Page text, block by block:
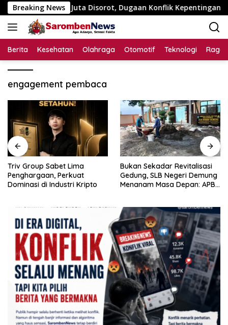
Langsung
ke
konten
Breaking News
Rp195 Juta Disorot, Dugaan Konflik Kepentingan
Berita Kesehatan Olahraga Otomotif Teknologi
engagement pembaca
Triv Group Sabet Lima
Penghargaan, Perkuat
Dominasi di Industri Kripto
Bukan Sekadar Revitalisasi
Gedung, SLB Negeri Demung
Menanam Masa Depan: APBN
Khusus Menjadi Kemandirian